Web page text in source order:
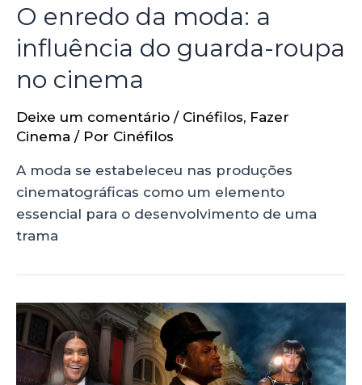
O enredo da moda: a
influência do guarda-roupa
no cinema
Deixe um comentário / Cinéfilos, Fazer
Cinema / Por Cinéfilos
A moda se estabeleceu nas produções
cinematográficas como um elemento
essencial para o desenvolvimento de uma
trama